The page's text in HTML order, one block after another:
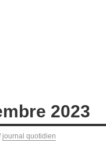
2023
journal quotidien